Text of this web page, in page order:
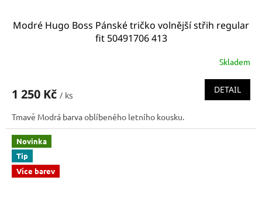
Modré Hugo Boss Pánské tričko volnější střih regular
fit 50491706 413
Skladem
1 250 Kč / ks
DETAIL
Tmavě Modrá barva oblíbeného letního kousku.
Novinka
Tip
Více barev